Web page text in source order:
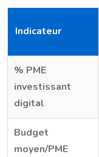
Indicateur
% PME
investissant
digital
Budget
moyen/PME